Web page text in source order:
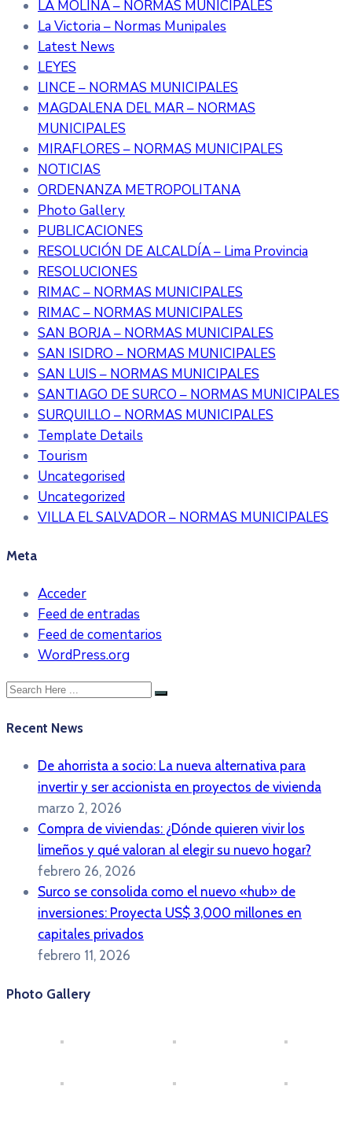
LA MOLINA – NORMAS MUNICIPALES
La Victoria – Normas Munipales
Latest News
LEYES
LINCE – NORMAS MUNICIPALES
MAGDALENA DEL MAR – NORMAS
MUNICIPALES
MIRAFLORES – NORMAS MUNICIPALES
NOTICIAS
ORDENANZA METROPOLITANA
Photo Gallery
PUBLICACIONES
RESOLUCIÓN DE ALCALDÍA – Lima Provincia
RESOLUCIONES
RIMAC – NORMAS MUNICIPALES
RIMAC – NORMAS MUNICIPALES
SAN BORJA – NORMAS MUNICIPALES
SAN ISIDRO – NORMAS MUNICIPALES
SAN LUIS – NORMAS MUNICIPALES
SANTIAGO DE SURCO – NORMAS MUNICIPALES
SURQUILLO – NORMAS MUNICIPALES
Template Details
Tourism
Uncategorised
Uncategorized
VILLA EL SALVADOR – NORMAS MUNICIPALES
Meta
Acceder
Feed de entradas
Feed de comentarios
WordPress.org
Recent News
De ahorrista a socio: La nueva alternativa para
invertir y ser accionista en proyectos de vivienda
marzo 2, 2026
Compra de viviendas: ¿Dónde quieren vivir los
limeños y qué valoran al elegir su nuevo hogar?
febrero 26, 2026
Surco se consolida como el nuevo «hub» de
inversiones: Proyecta US$ 3,000 millones en
capitales privados
febrero 11, 2026
Photo Gallery